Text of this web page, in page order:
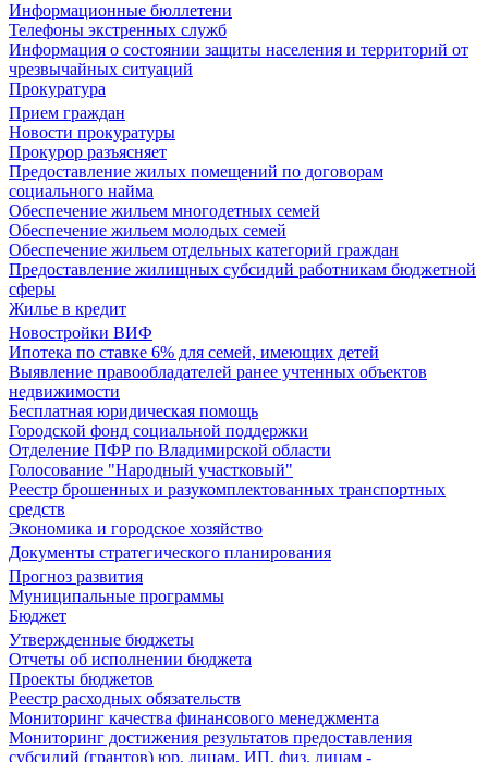
Информационные бюллетени
Телефоны экстренных служб
Информация о состоянии защиты населения и территорий от
чрезвычайных ситуаций
Прокуратура
Прием граждан
Новости прокуратуры
Прокурор разъясняет
Предоставление жилых помещений по договорам
социального найма
Обеспечение жильем многодетных семей
Обеспечение жильем молодых семей
Обеспечение жильем отдельных категорий граждан
Предоставление жилищных субсидий работникам бюджетной
сферы
Жилье в кредит
Новостройки ВИФ
Ипотека по ставке 6% для семей, имеющих детей
Выявление правообладателей ранее учтенных объектов
недвижимости
Бесплатная юридическая помощь
Городской фонд социальной поддержки
Отделение ПФР по Владимирской области
Голосование "Народный участковый"
Реестр брошенных и разукомплектованных транспортных
средств
Экономика и городское хозяйство
Документы стратегического планирования
Прогноз развития
Муниципальные программы
Бюджет
Утвержденные бюджеты
Отчеты об исполнении бюджета
Проекты бюджетов
Реестр расходных обязательств
Мониторинг качества финансового менеджмента
Мониторинг достижения результатов предоставления
субсидий (грантов) юр. лицам, ИП, физ. лицам -